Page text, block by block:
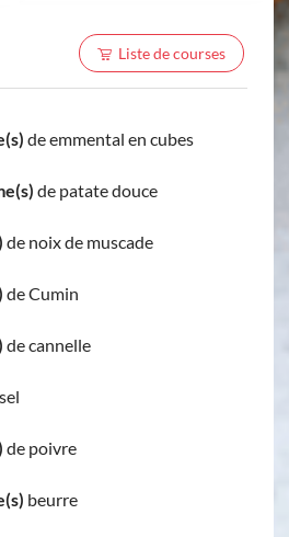
Liste de courses
de emmental en cubes
de patate douce
de noix de muscade
de Cumin
de cannelle
de poivre
beurre